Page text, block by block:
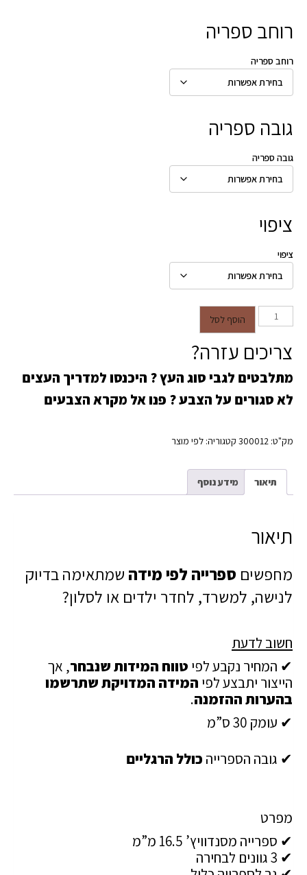
רוחב ספריה
רוחב ספריה
גובה ספריה
גובה ספריה
ציפוי
ציפוי
כמות של ספרייה לפי מידה בהתאמה
להרכבה עצמית
הוסף לסל
צריכים עזרה?
מתלבטים לגבי סוג העץ ? היכנסו למדריך העצים
לא סגורים על הצבע ? פנו אל מקרא הצבעים
מק"ט: 300012 קטגוריה: לפי מוצר
תיאור מידע נוסף
תיאור
מחפשים ספרייה לפי מידה שמתאימה בדיוק
לנישה, למשרד, לחדר ילדים או לסלון?
חשוב לדעת
✔ המחיר נקבע לפי טווח המידות שנבחר, אך
הייצור יתבצע לפי המידה המדויקת שתרשמו
בהערות ההזמנה.
✔ עומק 30 ס”מ
✔ גובה הספרייה כולל הרגליים
מפרט
✔ ספרייה מסנדוויץ’ 16.5 מ”מ
✔ 3 גוונים לבחירה